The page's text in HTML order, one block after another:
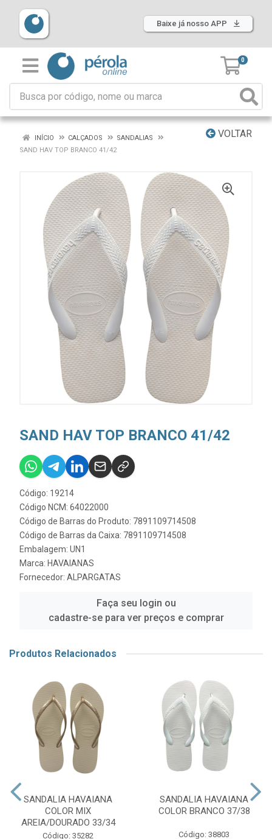
Baixe já nosso APP
0
VOLTAR
INÍCIO CALÇADOS
SANDALIAS
SAND HAV TOP BRANCO 41/42
SAND HAV TOP BRANCO 41/42
Código: 19214
Código NCM: 64022000
Código de Barras do Produto: 7891109714508
Código de Barras da Caixa: 7891109714508
Embalagem: UN1
Marca: HAVAIANAS
Fornecedor: ALPARGATAS
Faça seu login ou
cadastre-se para ver preços e comprar
Produtos Relacionados
SANDALIA HAVAIANA
COLOR MIX
AREIA/DOURADO 33/34
Código: 35282
SANDALIA HAVAIANA
COLOR BRANCO 37/38
Código: 38803